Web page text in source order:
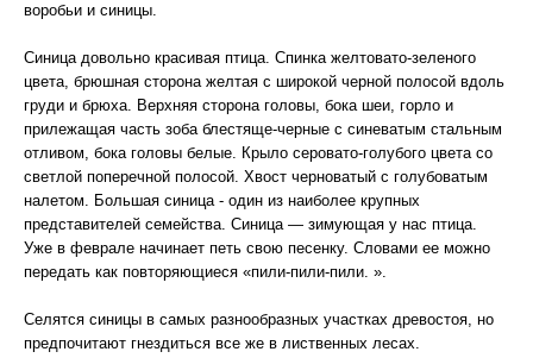
воробьи и синицы.
Синица довольно красивая птица. Спинка желтовато-зеленого
цвета, брюшная сторона желтая с широкой черной полосой вдоль
груди и брюха. Верхняя сторона головы, бока шеи, горло и
прилежащая часть зоба блестяще-черные с синеватым стальным
отливом, бока головы белые. Крыло серовато-голубого цвета со
светлой поперечной полосой. Хвост черноватый с голубоватым
налетом. Большая синица - один из наиболее крупных
представителей семейства. Синица — зимующая у нас птица.
Уже в феврале начинает петь свою песенку. Словами ее можно
передать как повторяющиеся «пили-пили-пили. ».
Селятся синицы в самых разнообразных участках древостоя, но
предпочитают гнездиться все же в лиственных лесах.